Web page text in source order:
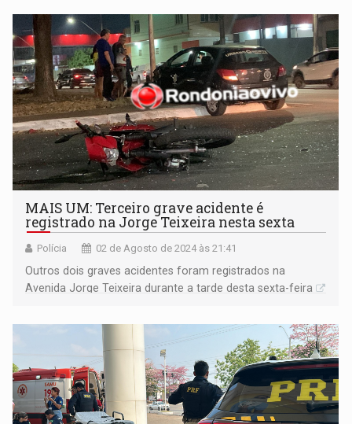
MAIS UM: Terceiro grave acidente é
registrado na Jorge Teixeira nesta sexta
Polícia 02 de Agosto de 2024 às 21:41
Outros dois graves acidentes foram registrados na
Avenida Jorge Teixeira durante a tarde desta sexta-feira